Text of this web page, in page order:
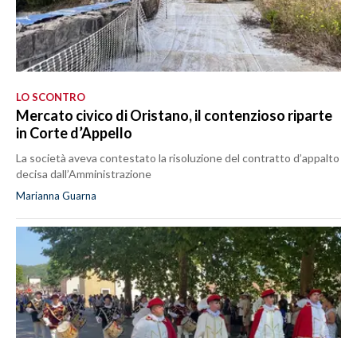
LO SCONTRO
Mercato civico di Oristano, il contenzioso riparte
in Corte d’Appello
La società aveva contestato la risoluzione del contratto d’appalto
decisa dall’Amministrazione
Marianna Guarna